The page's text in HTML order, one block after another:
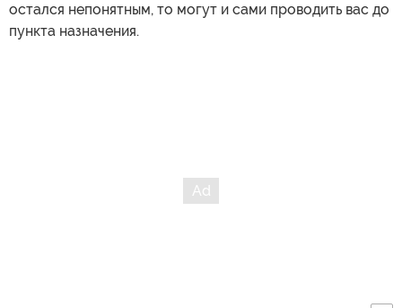
остался непонятным, то могут и сами проводить вас до
пункта назначения.